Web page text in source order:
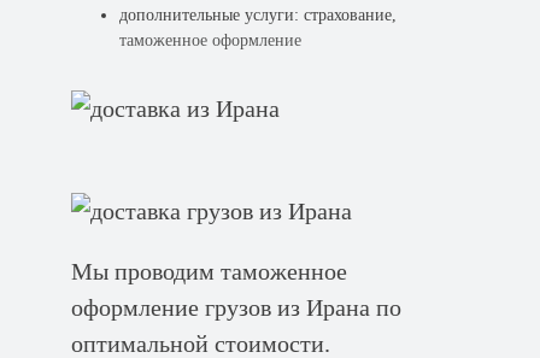
дополнительные услуги: страхование,
таможенное оформление
Мы проводим таможенное
оформление грузов из Ирана по
оптимальной стоимости.